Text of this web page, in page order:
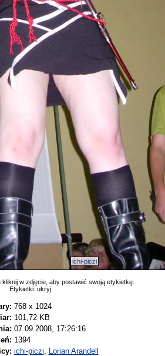
ichi-piczi
w zdjęcie, aby postawić swoją etykietkę.
Etykietki: ukryj
768 x 1024
101,72 KB
07.09.2008, 17:26:16
1394
ichi-piczi Lorian Arandell